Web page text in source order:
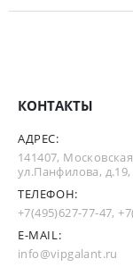
КОНТАКТЫ
АДРЕС:
141407,
ул.Панфилова, д.19,
ТЕЛЕФОН:
+7(495)627-77-47,
E-MAIL:
info@vipgalant.ru